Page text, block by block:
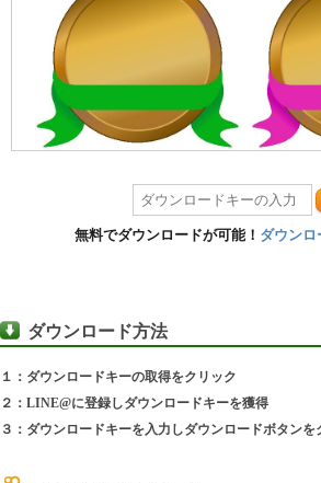
無料でダウンロードが可能！ ダウンロ
ダウンロード方法
１：ダウンロードキーの取得をクリック
２：LINE@に登録しダウンロードキーを獲得
３：ダウンロードキーを入力しダウンロードボタンを